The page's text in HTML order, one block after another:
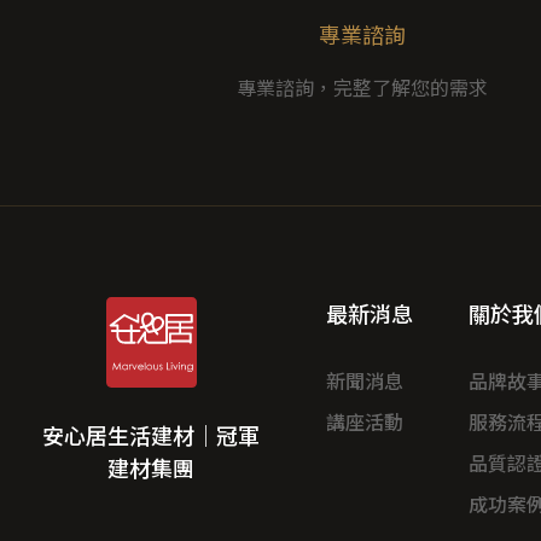
專業諮詢
專業諮詢，完整了解您的需求
安心居生活建材｜冠軍
建材集團
最新消息
新聞消息
講座活動
關於我
品牌故
服務流
品質認
成功案